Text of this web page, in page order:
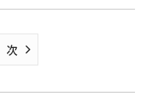
。 今回は、障害者雇用
次